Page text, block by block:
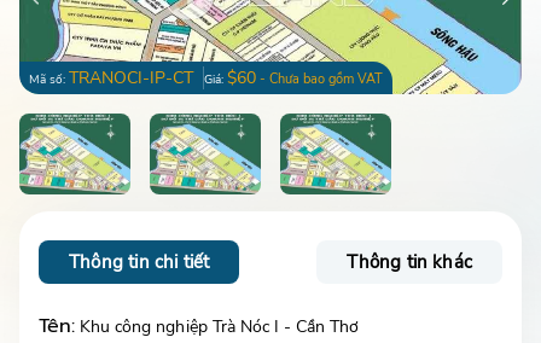
Mã số: TRANOCI-IP-CT Giá: $60 - Chưa bao gồm VAT
Thông tin chi tiết Thông tin khác
Tên: Khu công nghiệp Trà Nóc I - Cần Thơ